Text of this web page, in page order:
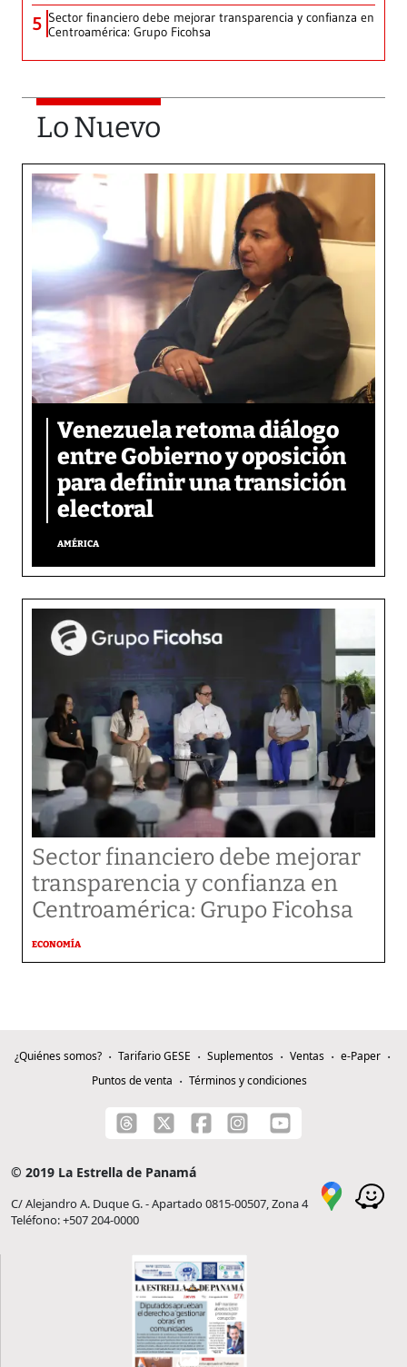
5 Sector financiero debe mejorar transparencia y confianza en
Centroamérica: Grupo Ficohsa
Lo Nuevo
Venezuela retoma diálogo
entre Gobierno y oposición
para definir una transición
electoral
AMÉRICA
Sector financiero debe mejorar
transparencia y confianza en
Centroamérica: Grupo Ficohsa
ECONOMÍA
¿Quiénes somos? Tarifario GESE Suplementos Ventas
e-Paper
Puntos de venta
Términos y condiciones
© 2019 La Estrella de Panamá
C/ Alejandro A. Duque G. - Apartado 0815-00507, Zona 4
Teléfono: +507 204-0000